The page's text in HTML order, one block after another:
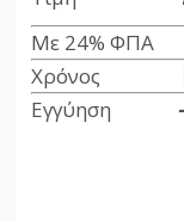
Με 24% ΦΠΑ
Χρόνος
Εγγύηση